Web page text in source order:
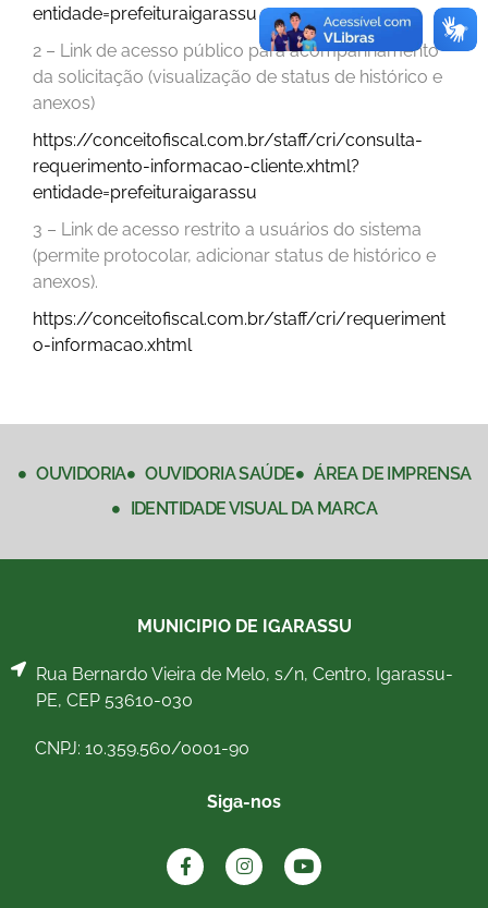
entidade=prefeituraigarassu
2 – Link de acesso público para acompanhamento
da solicitação (visualização de status de histórico e
anexos)
https://conceitofiscal.com.br/staff/cri/consulta-
requerimento-informacao-cliente.xhtml?
entidade=prefeituraigarassu
3 – Link de acesso restrito a usuários do sistema
(permite protocolar, adicionar status de histórico e
anexos).
https://conceitofiscal.com.br/staff/cri/requeriment
o-informacao.xhtml
OUVIDORIA OUVIDORIA SAÚDE
ÁREA DE IMPRENSA
IDENTIDADE VISUAL DA MARCA
MUNICIPIO DE IGARASSU
Rua Bernardo Vieira de Melo, s/n, Centro, Igarassu-
PE, CEP 53610-030
CNPJ: 10.359.560/0001-90
Siga-nos